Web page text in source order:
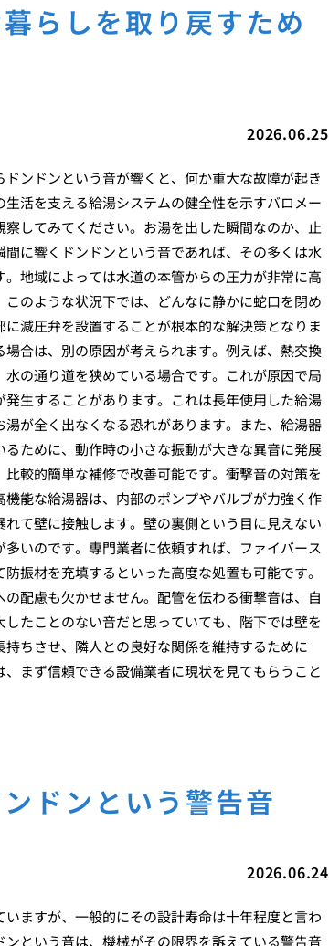
らしを取り戻すため
2026.06.25
ンドンという音が響くと、何か重大な故障が起き
活を支える給湯システムの健全性を示すバロメー
してみてください。お湯を出した瞬間なのか、止
に響くドンドンという音であれば、その多くは水
地域によっては水道の本管からの圧力が非常に高
のような状況下では、どんなに静かに蛇口を閉め
減圧弁を設置することが根本的な解決策となりま
合は、別の原因が考えられます。例えば、熱交換
の通り道を狭めている場合です。これが原因で局
生することがあります。これは長年使用した給湯
が全く出なくなる恐れがあります。また、給湯器
ために、動作時の小さな振動が大きな異音に発展
較的簡単な補修で改善可能です。衝撃音の対策を
能な給湯器は、内部のポンプやバルブが力強く作
て壁に接触します。壁の裏側という目に見えない
いのです。専門業者に依頼すれば、ファイバース
振材を充填するといった高度な処置も可能です。
配慮も欠かせません。配管を伝わる衝撃音は、自
たことのない音だと思っていても、階下では壁を
ちさせ、隣人との良好な関係を維持するために
まず信頼できる設備業者に現状を見てもらうこと
ドンという警告音
2026.06.24
ますが、一般的にその設計寿命は十年程度と言わ
という音は、機械がその限界を訴えている警告音